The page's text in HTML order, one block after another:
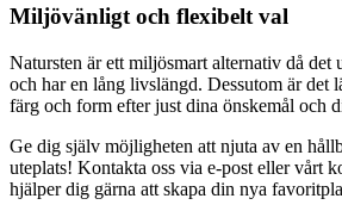
Miljövänligt och flexibelt val
Natursten är ett miljösmart alternativ då det
och har en lång livslängd. Dessutom är det
färg och form efter just dina önskemål och
Ge dig själv möjligheten att njuta av en
uteplats! Kontakta oss via e-post eller vårt
hjälper dig gärna att skapa din nya